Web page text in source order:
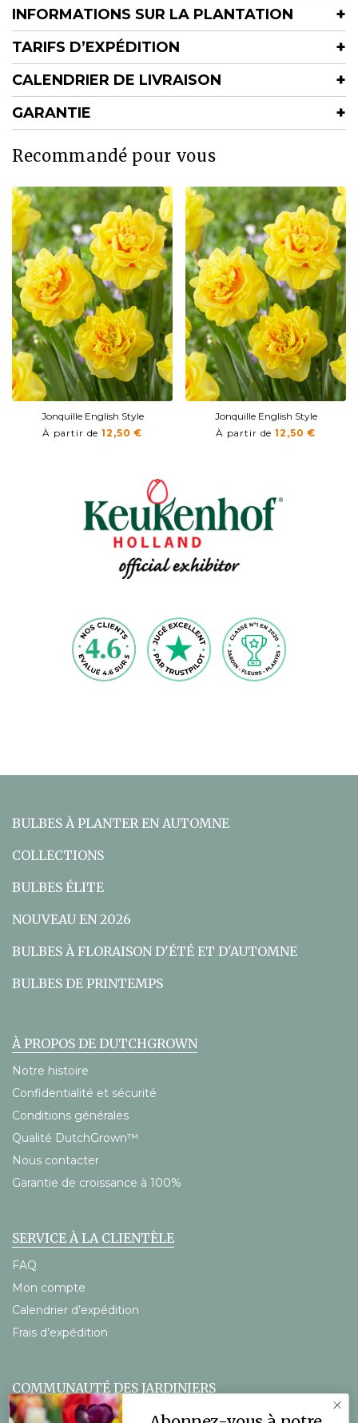
INFORMATIONS SUR LA PLANTATION
TARIFS D’EXPÉDITION
CALENDRIER DE LIVRAISON
GARANTIE
Recommandé pour vous
Jonquille English Style
À partir de12,50 €
Jonquille English Style
À partir de12,50 €
BULBES À PLANTER EN AUTOMNE
COLLECTIONS
BULBES ÉLITE
NOUVEAU EN 2026
BULBES À FLORAISON D'ÉTÉ ET D'AUTOMNE
BULBES DE PRINTEMPS
À PROPOS DE DUTCHGROWN
Notre histoire
Confidentialité et sécurité
Conditions générales
Qualité DutchGrown™
Nous contacter
Garantie de croissance à 100%
SERVICE À LA CLIENTÈLE
FAQ
Mon compte
Calendrier d’expédition
Frais d’expédition
COMMUNAUTÉ DES JARDINIERS
Le blog DutchGrown